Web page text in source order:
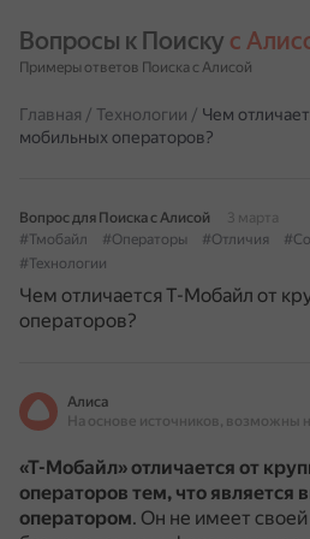
Вопросы к Поиску с
Примеры ответов Поиска с Алисой
Главная / Технологии / Чем
мобильных операторов?
Вопрос для Поиска с Алисой
3 марта
#Тмобайл
#Операторы #Отличия
#Технологии
Чем отличается Т-Мобайл от
операторов?
Алиса
«Т-Мобайл» отличается от
операторов тем, что является
оператором. Он не имеет своей